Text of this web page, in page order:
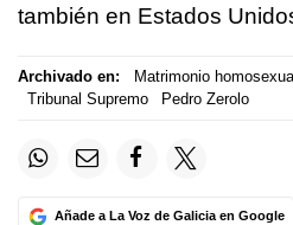
también en Estados
Archivado en: Matrimonio
Tribunal Supremo
Pedro Zerolo
Añade a La Voz de Galicia en Google